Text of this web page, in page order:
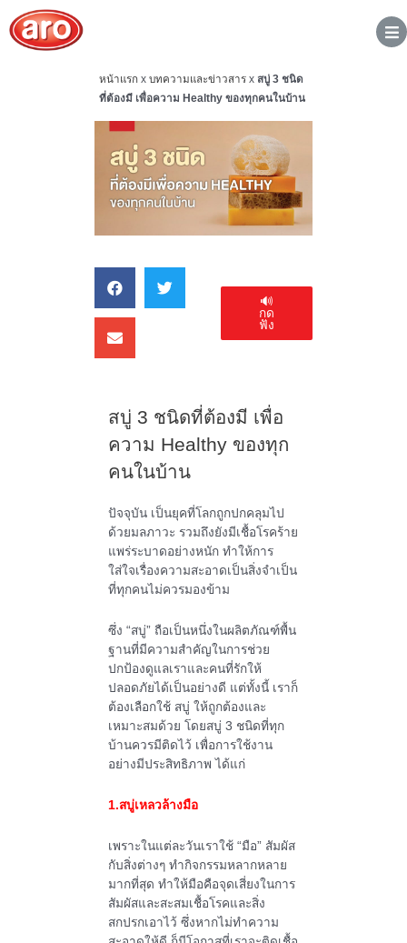
หน้าแรกx บทความและข่าวสารx สบู่ 3 ชนิด
ที่ต้องมี เพื่อความ Healthy ของทุกคนในบ้าน
🔊
กด
ฟัง
สบู่ 3 ชนิดที่ต้องมี เพื่อ
ความ Healthy ของทุก
คนในบ้าน
ปัจจุบัน เป็นยุคที่โลกถูกปกคลุมไป
ด้วยมลภาวะ รวมถึงยังมีเชื้อโรคร้าย
แพร่ระบาดอย่างหนัก ทำให้การ
ใส่ใจเรื่องความสะอาดเป็นสิ่งจำเป็น
ที่ทุกคนไม่ควรมองข้าม
ซึ่ง “สบู่” ถือเป็นหนึ่งในผลิตภัณฑ์พื้น
ฐานที่มีความสำคัญในการช่วย
ปกป้องดูแลเราและคนที่รักให้
ปลอดภัยได้เป็นอย่างดี แต่ทั้งนี้ เราก็
ต้องเลือกใช้ สบู่ ให้ถูกต้องและ
เหมาะสมด้วย โดยสบู่ 3 ชนิดที่ทุก
บ้านควรมีติดไว้ เพื่อการใช้งาน
อย่างมีประสิทธิภาพ ได้แก่
1.สบู่เหลวล้างมือ
เพราะในแต่ละวันเราใช้ “มือ” สัมผัส
กับสิ่งต่างๆ ทำกิจกรรมหลากหลาย
มากที่สุด ทำให้มือคือจุดเสี่ยงในการ
สัมผัสและสะสมเชื้อโรคและสิ่ง
สกปรกเอาไว้ ซึ่งหากไม่ทำความ